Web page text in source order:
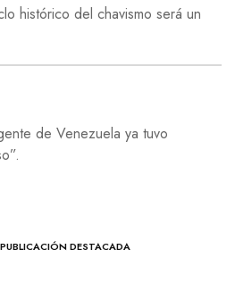
histórico del chavismo será un
de Venezuela ya tuvo
PUBLICACIÓN DESTACADA